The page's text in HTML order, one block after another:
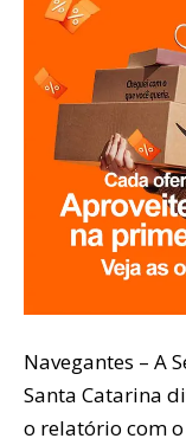
Navegantes – A
Santa Catarina
o relatório com